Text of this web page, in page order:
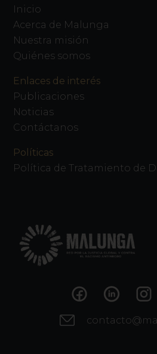
Inicio
Acerca de Malunga
Nuestra misión
Quiénes somos
Enlaces de interés
Publicaciones
Noticias
Contáctanos
Políticas
Política de Tratamiento de